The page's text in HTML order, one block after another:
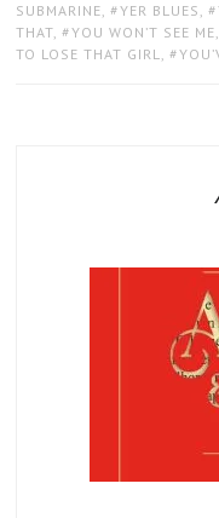
SUBMARINE, YER BLUES ,
THAT, YOU WON’T SEE ME
TO LOSE THAT GIRL,